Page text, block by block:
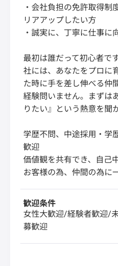
・会社負担の免許取得制
リアアップしたい方
・誠実に、丁寧に仕事に
最初は誰だって初心者で
社には、あなたをプロに
た時に手を差し伸べる仲
経験問いません。まずは
りたい』という熱意を聞
学歴不問、中途採用・学
歓迎
価値観を共有でき、自己
お客様の為、仲間の為に
歓迎条件
女性大歓迎/経験者歓迎/
募歓迎